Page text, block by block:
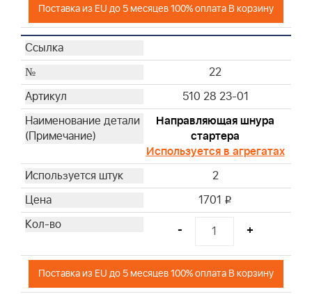
Поставка из EU до 5 месяцев 100% оплата В корзину
22
510 28 23-01
Направляющая шнура
стартера
Используется в агрегатах
2
1701 i
- +
Поставка из EU до 5 месяцев 100% оплата В корзину